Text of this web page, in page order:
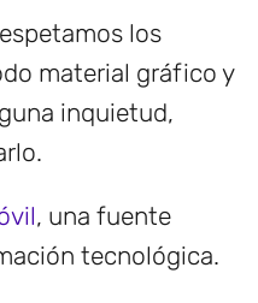
los
material gráfico y
inquietud,
, una fuente
tecnológica.